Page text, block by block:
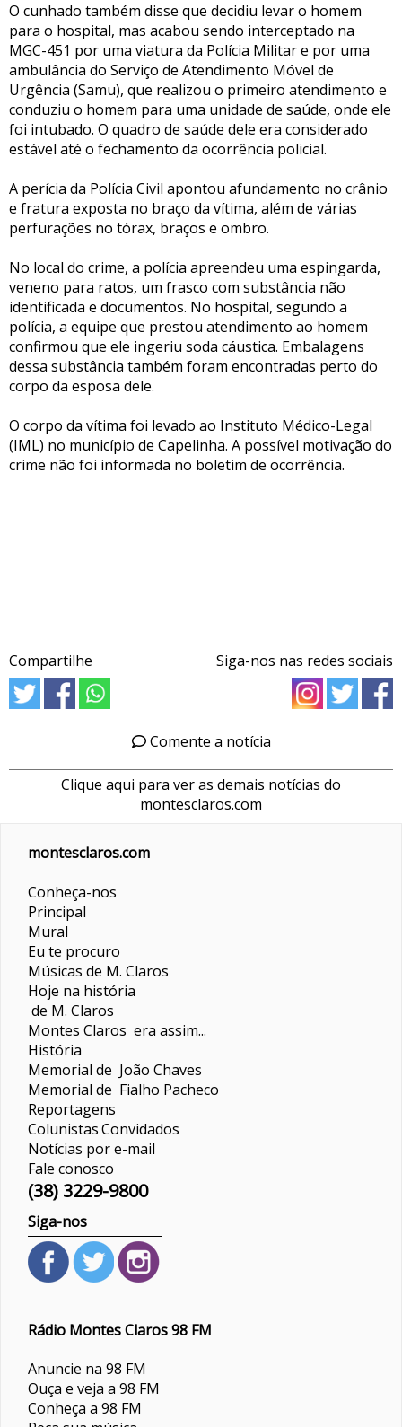
O cunhado também disse que decidiu levar o homem
para o hospital, mas acabou sendo interceptado na
MGC-451 por uma viatura da Polícia Militar e por uma
ambulância do Serviço de Atendimento Móvel de
Urgência (Samu), que realizou o primeiro atendimento e
conduziu o homem para uma unidade de saúde, onde ele
foi intubado. O quadro de saúde dele era considerado
estável até o fechamento da ocorrência policial.
A perícia da Polícia Civil apontou afundamento no crânio
e fratura exposta no braço da vítima, além de várias
perfurações no tórax, braços e ombro.
No local do crime, a polícia apreendeu uma espingarda,
veneno para ratos, um frasco com substância não
identificada e documentos. No hospital, segundo a
polícia, a equipe que prestou atendimento ao homem
confirmou que ele ingeriu soda cáustica. Embalagens
dessa substância também foram encontradas perto do
corpo da esposa dele.
O corpo da vítima foi levado ao Instituto Médico-Legal
(IML) no município de Capelinha. A possível motivação do
crime não foi informada no boletim de ocorrência.
Compartilhe Siga-nos nas redes sociais
Comente a notícia
Clique aqui para ver as demais notícias do
montesclaros.com
montesclaros.com
Conheça-nos
Principal
Mural
Eu te procuro
Músicas de M. Claros
Hoje na história
de M. Claros
Montes Claros era assim...
História
Memorial de João Chaves
Memorial de Fialho Pacheco
Reportagens
ColunistasConvidados
Notícias por e-mail
Fale conosco
(38) 3229-9800
Siga-nos
Rádio Montes Claros 98 FM
Anuncie na 98 FM
Ouça e veja a 98 FM
Conheça a 98 FM